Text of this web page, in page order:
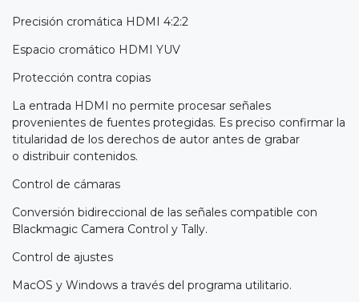
Precisión cromática HDMI 4:2:2
Espacio cromático HDMI YUV
Protección contra copias
La entrada HDMI no permite procesar señales
provenientes de fuentes protegidas. Es preciso confirmar la
titularidad de los derechos de autor antes de grabar
o distribuir contenidos.
Control de cámaras
Conversión bidireccional de las señales compatible con
Blackmagic Camera Control y Tally.
Control de ajustes
MacOS y Windows a través del programa utilitario.